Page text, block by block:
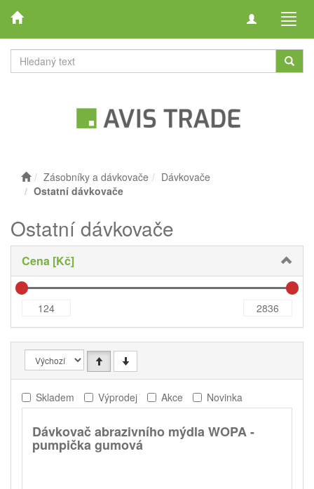
Toggle
Zásobníky a dávkovače
Dávkovače
Ostatní dávkovače
Ostatní dávkovače
Cena [Kč]
Skladem Výprodej Akce Novinka
Dávkovač abrazivního mýdla WOPA -
pumpička gumová